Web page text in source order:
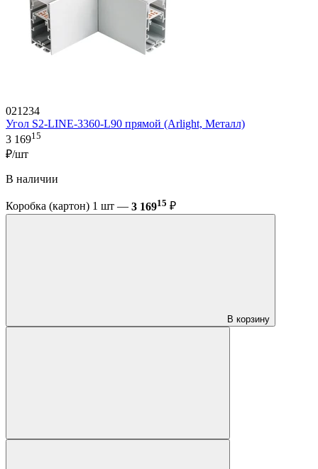
021234
Угол S2-LINE-3360-L90 прямой (Arlight, Металл)
3 16915
₽/шт
В наличии
Коробка (картон) 1 шт — 3 16915 ₽
В корзину